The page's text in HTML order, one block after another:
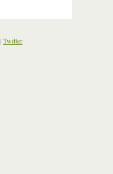
|Twitter